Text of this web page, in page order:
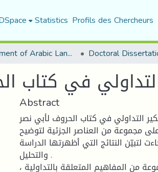
Statistics Profils des Chercheurs
Department of Arabic Language and Literature Doctoral
في كتاب
Abstract
التداولي في كتاب الحروف لأبي نصر
مجموعة من العناصر الجزئية لتوضيح
لتبيّن النتائج التي أظهرتها الدراسة
والتحليل .
من المفاهيم المتعلقة بالتداولية ،